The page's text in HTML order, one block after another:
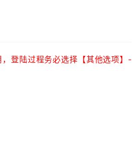
登陆过程务必选择【其他选项】-